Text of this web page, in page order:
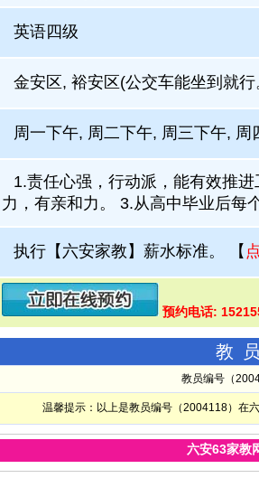
英语四级
金安区, 裕安区(公交车能坐到就行
周一下午, 周二下午, 周三下午,
1.责任心强，行动派，能有效推
力，有亲和力。 3.从高中毕业后每
执行【六安家教】薪水标准。 【
预约电话:
教
教员编号（
温馨提示：以上是教员编号（2004118）在
六安63家教